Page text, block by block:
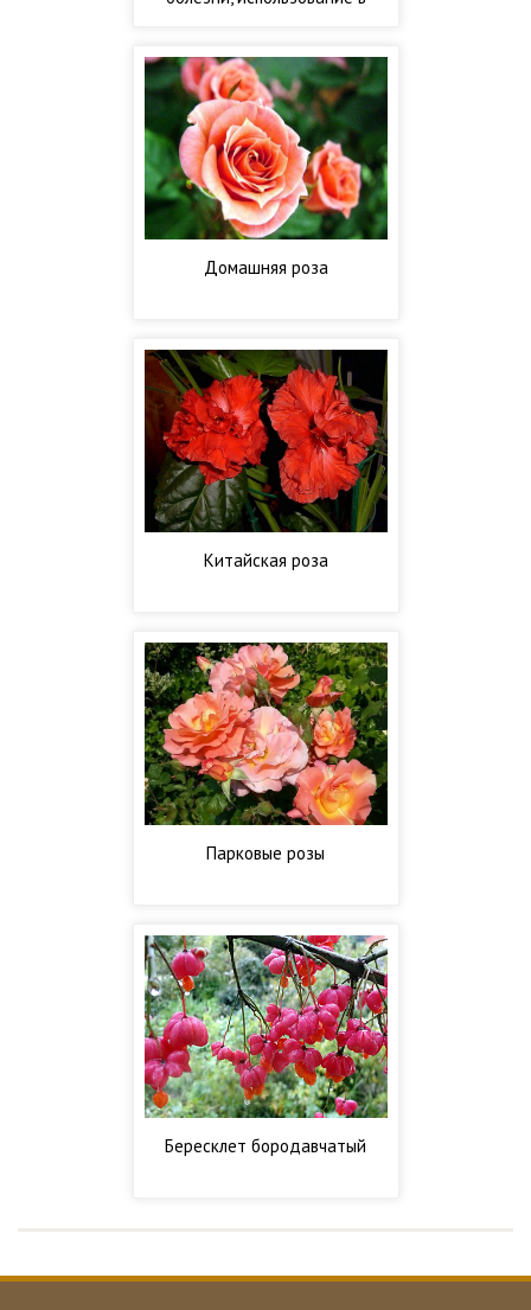
Домашняя роза
Китайская роза
Парковые розы
Бересклет бородавчатый